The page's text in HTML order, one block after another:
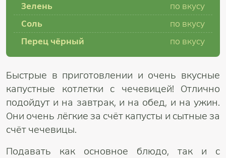
Зелень
по вкусу
Соль
по вкусу
Перец чёрный
по вкусу
Быстрые в приготовлении и очень вкусные
капустные котлетки c чечевицей! Отлично
подойдут и на завтрак, и на обед, и на ужин.
Они очень лёгкие за счёт капусты и сытные за
счёт чечевицы.
Подавать как основное блюдо, так и с